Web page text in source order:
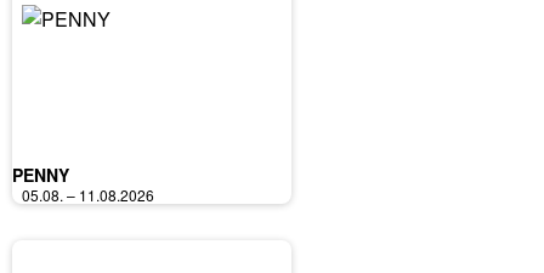
PENNY
05.08. – 11.08.2026